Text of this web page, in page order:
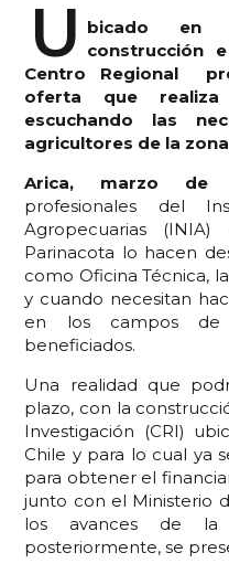
U bicado en
construcción
Centro Regional
oferta que
escuchando las
agricultores de la
Arica, marzo de
profesionales del
Agropecuarias
Parinacota lo hacen
como Oficina Técnica,
y cuando necesitan
en los campos de
beneficiados.
Una realidad que
plazo, con la
Investigación (CRI)
Chile y para lo cual ya
para obtener el
junto con el Ministerio
los avances de la
posteriormente, se